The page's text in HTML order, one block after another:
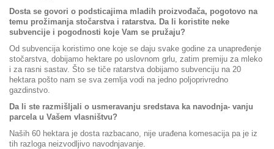
Dosta se govori o podsticajima mladih proizvođača, pogotovo na
temu prožimanja stočarstva i ratarstva. Da li koristite neke
subvencije i pogodnosti koje Vam se pružaju?
Od subvencija koristimo one koje se daju svake godine za unapređenje
stočarstva, dobijamo hektare po uslovnom grlu, zatim premiju za mleko
i za rasni sastav. Što se tiče ratarstva dobijamo subvenciju na 20
hektara pošto nam se sva zemlja vodi na jedno poljoprivredno
gazdinstvo.
Da li ste razmišljali o usmeravanju sredstava ka navodnja- vanju
parcela u Vašem vlasništvu?
Naših 60 hektara je dosta razbacano, nije urađena komesacija pa je iz
tih razloga neizvodljivo navodnjavanje.